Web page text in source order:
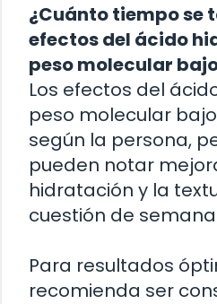
¿Cuánto tiempo se
efectos del ácido
peso molecular
Los efectos del
peso molecular
según la persona,
pueden notar
hidratación y la
cuestión de
Para resultados
recomienda ser